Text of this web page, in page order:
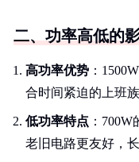
二、功率高低的
高功率优势 ：
合时间紧迫的上班
低功率特点 ：
老旧电路更友好，